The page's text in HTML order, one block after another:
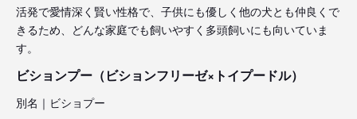
活発で愛情深く賢い性格で、子供にも優しく他の犬とも仲良くで
きるため、どんな家庭でも飼いやすく多頭飼いにも向いていま
す。
ビションプー（ビションフリーゼ×トイプードル）
別名｜ビショプー